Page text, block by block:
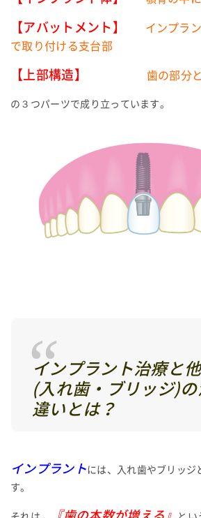
【アバットメント】
インプラ
で取り付ける支台部
【上部構造】 歯の部分
の３つパーツで成り立っています。
インプラント治療と
(入れ歯・ブリッジ)
違いとは？
インプラントには、入れ歯やブリッジ
す。
『歯の本数が増える』